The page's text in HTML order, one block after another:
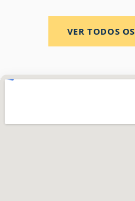
VER TODOS OS